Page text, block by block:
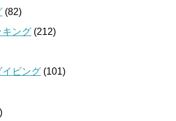
(82)
キング (212)
イビング (101)